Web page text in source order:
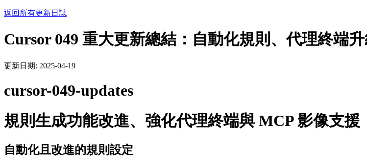
返回所有更新日誌
Cursor 049 重大更新總結：自動化規則、代理終端
更新日期: 2025-04-19
cursor-049-updates
規則生成功能改進、強化代理終端與 MCP 影像支援
自動化且改進的規則設定